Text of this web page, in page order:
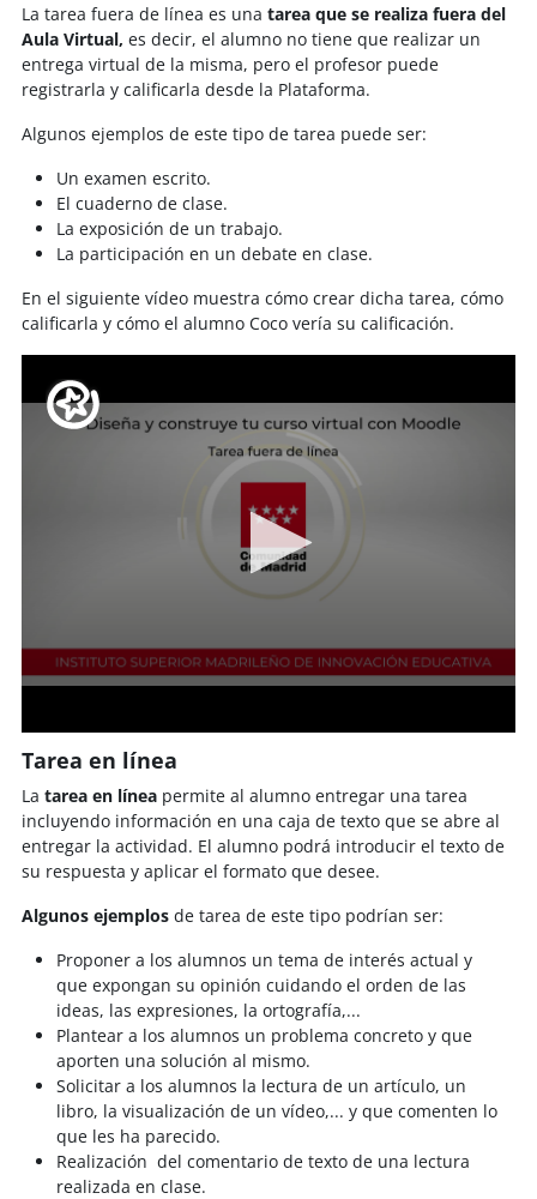
La tarea fuera de línea es una tarea que se realiza fuera del
Aula Virtual, es decir, el alumno no tiene que realizar un
entrega virtual de la misma, pero el profesor puede
registrarla y calificarla desde la Plataforma.
Algunos ejemplos de este tipo de tarea puede ser:
Un examen escrito.
El cuaderno de clase.
La exposición de un trabajo.
La participación en un debate en clase.
En el siguiente vídeo muestra cómo crear dicha tarea, cómo
calificarla y cómo el alumno Coco vería su calificación.
Tarea en línea
La tarea en línea permite al alumno entregar una tarea
incluyendo información en una caja de texto que se abre al
entregar la actividad. El alumno podrá introducir el texto de
su respuesta y aplicar el formato que desee.
Algunos ejemplos de tarea de este tipo podrían ser:
Proponer a los alumnos un tema de interés actual y
que expongan su opinión cuidando el orden de las
ideas, las expresiones, la ortografía,...
Plantear a los alumnos un problema concreto y que
aporten una solución al mismo.
Solicitar a los alumnos la lectura de un artículo, un
libro, la visualización de un vídeo,... y que comenten lo
que les ha parecido.
Realización del comentario de texto de una lectura
realizada en clase.